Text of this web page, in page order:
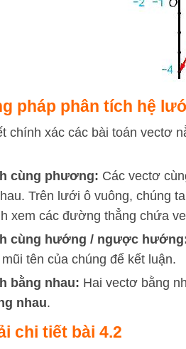
pháp phân tích hệ
chính xác các bài toán vectơ
cùng phương: Các vectơ
Trên lưới ô vuông, chúng
xem các đường thẳng chứa
cùng hướng / ngược
tên của chúng để kết luận.
bằng nhau: Hai vectơ bằng
nhau.
chi tiết bài 4.2